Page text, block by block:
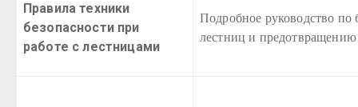
Правила техники
безопасности при
работе с лестницами
Подробное руководство по
лестниц и предотвращению